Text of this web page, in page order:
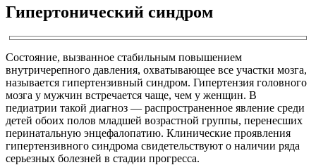
Гипертонический синдром
Состояние, вызванное стабильным повышением
внутричерепного давления, охватывающее все участки мозга,
называется гипертензивный синдром. Гипертензия головного
мозга у мужчин встречается чаще, чем у женщин. В
педиатрии такой диагноз — распространенное явление среди
детей обоих полов младшей возрастной группы, перенесших
перинатальную энцефалопатию. Клинические проявления
гипертензивного синдрома свидетельствуют о наличии ряда
серьезных болезней в стадии прогресса.